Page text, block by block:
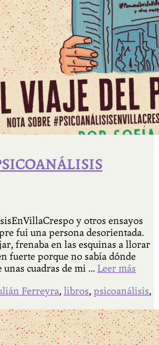
y otros ensayos
fui una persona desorientada.
frenaba en las esquinas a llorar
fuerte porque no sabía dónde
unas cuadras de mi … Leer más
Ferreyra, libros, psicoanálisis,